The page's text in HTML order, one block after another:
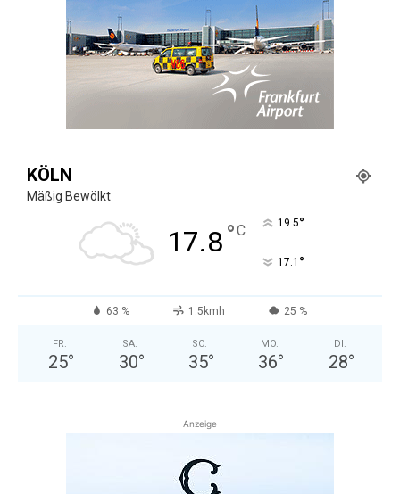
KÖLN
Mäßig Bewölkt
17.8°C 19.5°
17.1 °
63 % 1.5kmh 25 %
FR.
25°
SA.
30°
SO.
35°
MO.
36°
DI.
28°
Anzeige